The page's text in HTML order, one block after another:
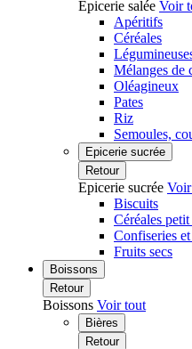
Epicerie salée Voir
Apéritifs
Céréales
Mélanges de
Oléagineux
Pates
Riz
Semoules,
Epicerie sucrée
Retour
Epicerie sucrée
Biscuits
Céréales
Confiseries
Fruits secs
Boissons
Retour
Boissons Voir tout
Bières
Retour